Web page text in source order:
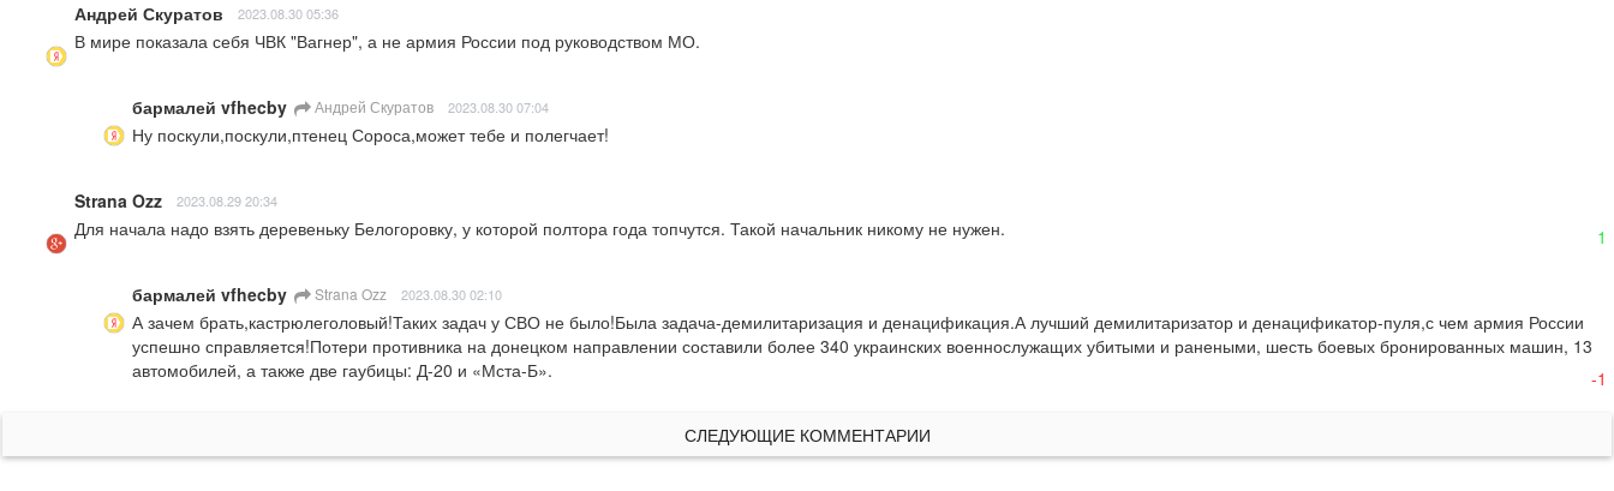
Андрей Скуратов 2023.08.30 05:36
В мире показала себя ЧВК "Вагнер", а не армия России под руководством МО.
бармалей vfhecby Андрей Скуратов 2023.08.30 07:04
Ну поскули,поскули,птенец Сороса,может тебе и полегчает!
Strana Ozz 2023.08.29 20:34
Для начала надо взять деревеньку Белогоровку, у которой полтора года топчутся. Такой начальник никому не нужен. 1
бармалей vfhecby Strana Ozz 2023.08.30 02:10
А зачем брать,кастрюлеголовый!Таких задач у СВО не было!Была задача-демилитаризация и денацификация.А лучший демилитаризатор и денацификатор-пуля,с чем армия России
успешно справляется!Потери противника на донецком направлении составили более 340 украинских военнослужащих убитыми и ранеными, шесть боевых бронированных машин, 13
автомобилей, а также две гаубицы: Д-20 и «Мста-Б».
-1
СЛЕДУЮЩИЕ КОММЕНТАРИИ